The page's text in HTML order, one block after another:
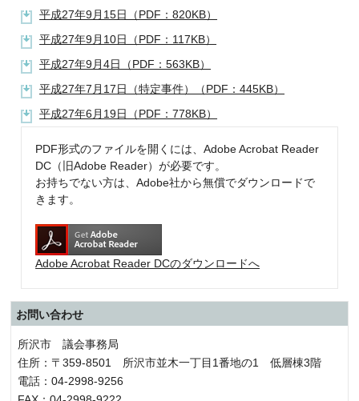
平成27年9月15日（PDF：820KB）
平成27年9月10日（PDF：117KB）
平成27年9月4日（PDF：563KB）
平成27年7月17日（特定事件）（PDF：445KB）
平成27年6月19日（PDF：778KB）
PDF形式のファイルを開くには、Adobe Acrobat Reader
DC（旧Adobe Reader）が必要です。
お持ちでない方は、Adobe社から無償でダウンロードで
きます。
Adobe Acrobat Reader DCのダウンロードへ
お問い合わせ
所沢市 議会事務局
住所：〒359-8501 所沢市並木一丁目1番地の1 低層棟3階
電話：04-2998-9256